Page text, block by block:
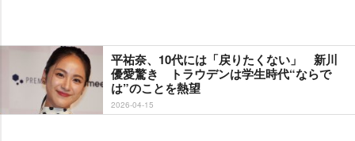
平祐奈、10代には「戻りたくない」 新川
優愛驚き トラウデンは学生時代“ならで
は”のことを熱望
2026-04-15